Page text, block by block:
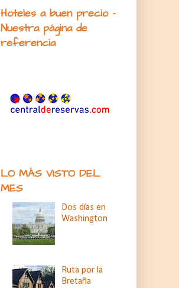
Hoteles a buen precio -
Nuestra página de
referencia
LO MÁS VISTO DEL
MES
Dos días en
Washington
Ruta por la
Bretaña